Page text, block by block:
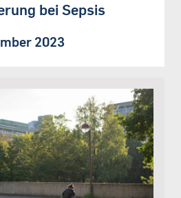
bei Sepsis
2023